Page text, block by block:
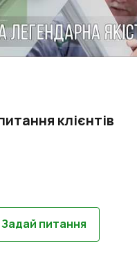
клієнтів
Задай питання